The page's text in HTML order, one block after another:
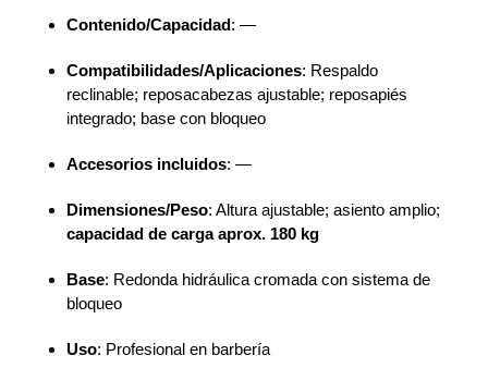
Contenido/Capacidad: —
Compatibilidades/Aplicaciones: Respaldo
reclinable; reposacabezas ajustable; reposapiés
integrado; base con bloqueo
Accesorios incluidos: —
Dimensiones/Peso: Altura ajustable; asiento amplio;
capacidad de carga aprox. 180 kg
Base: Redonda hidráulica cromada con sistema de
bloqueo
Uso: Profesional en barbería